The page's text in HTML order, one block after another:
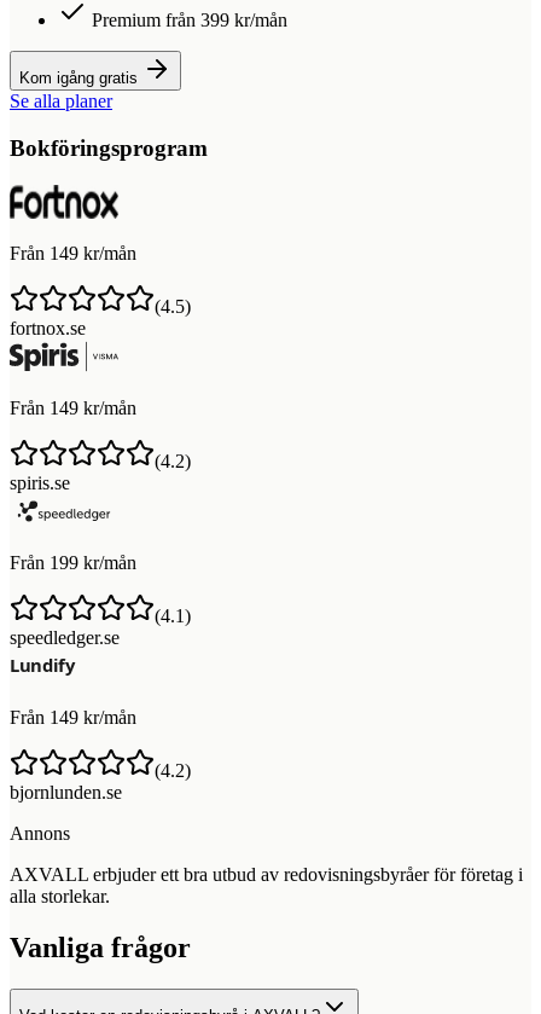
Premium från 399 kr/mån
Kom igång gratis
Se alla planer
Bokföringsprogram
Från 149 kr/mån
(4.5)
fortnox.se
Från 149 kr/mån
(4.2)
spiris.se
Från 199 kr/mån
(4.1)
speedledger.se
Från 149 kr/mån
(4.2)
bjornlunden.se
Annons
AXVALL erbjuder ett bra utbud av redovisningsbyråer för företag i
alla storlekar.
Vanliga frågor